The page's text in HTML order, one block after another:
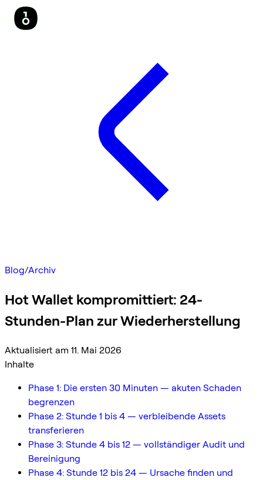
Blog/Archiv
Hot Wallet kompromittiert: 24-
Stunden-Plan zur Wiederherstellung
Aktualisiert am 11. Mai 2026
Inhalte
Phase 1: Die ersten 30 Minuten — akuten Schaden
begrenzen
Phase 2: Stunde 1 bis 4 — verbleibende Assets
transferieren
Phase 3: Stunde 4 bis 12 — vollständiger Audit und
Bereinigung
Phase 4: Stunde 12 bis 24 — Ursache finden und